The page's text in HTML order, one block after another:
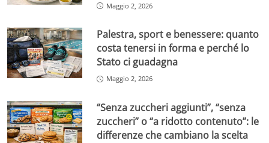
Maggio 2, 2026
Palestra, sport e benessere: quanto
costa tenersi in forma e perché lo
Stato ci guadagna
Maggio 2, 2026
“Senza zuccheri aggiunti”, “senza
zuccheri” o “a ridotto contenuto”: le
differenze che cambiano la scelta